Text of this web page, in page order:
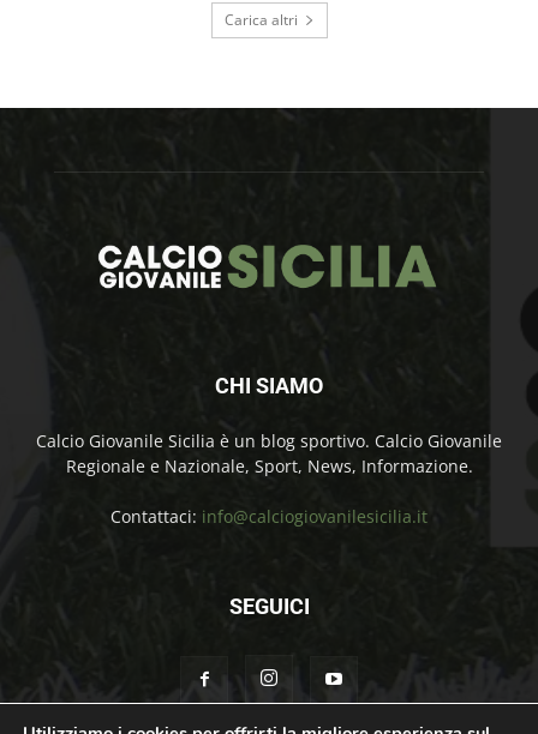
Carica altri
CHI SIAMO
Calcio Giovanile Sicilia è un blog sportivo. Calcio Giovanile
Regionale e Nazionale, Sport, News, Informazione.
Contattaci: info@calciogiovanilesicilia.it
SEGUICI